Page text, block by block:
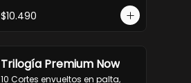
$10.490
Trilogía Premium Now
10 Cortes envueltos en palta,